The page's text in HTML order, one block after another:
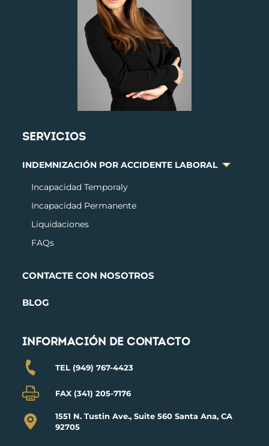
SERVICIOS
INDEMNIZACIÓN POR ACCIDENTE LABORAL
Incapacidad Temporaly
Incapacidad Permanente
Liquidaciones
FAQs
CONTACTE CON NOSOTROS
BLOG
INFORMACIÓN DE CONTACTO
TEL (949) 767-4423
FAX (341) 205-7176
1551 N. Tustin Ave., Suite 560 Santa Ana, CA
92705